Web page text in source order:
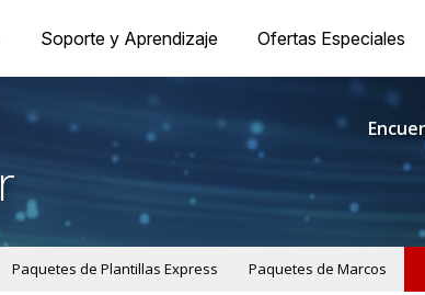
Soporte y Aprendizaje Ofertas Especiales
Paquetes de Plantillas Express Paquetes de Marcos